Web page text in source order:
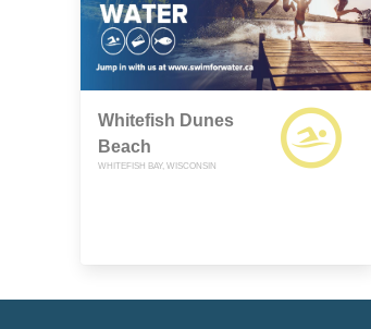
Whitefish Dunes
Beach
WHITEFISH BAY, WISCONSIN